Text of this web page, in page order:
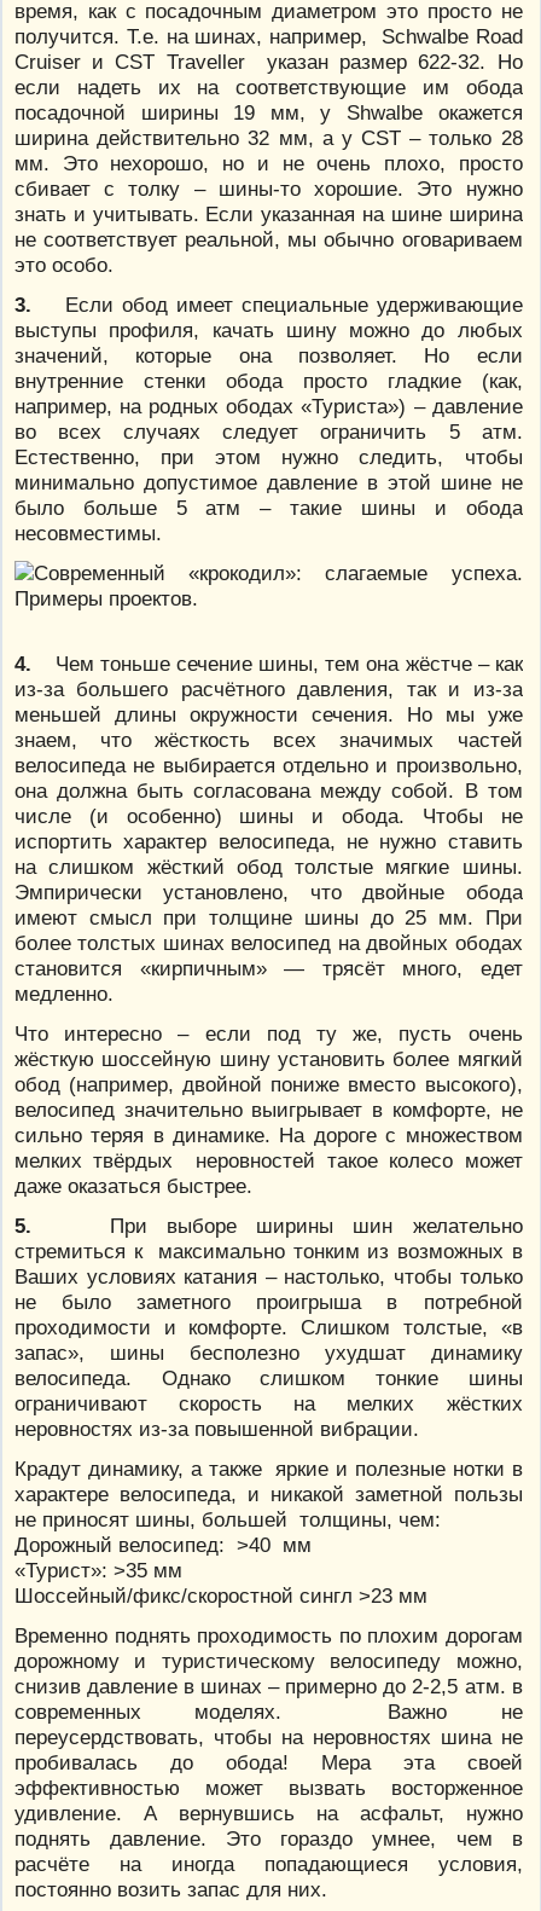
время, как с посадочным диаметром это просто не
получится. Т.е. на шинах, например, Schwalbe Road
Cruiser и CST Traveller указан размер 622-32. Но
если надеть их на соответствующие им обода
посадочной ширины 19 мм, у Shwalbe окажется
ширина действительно 32 мм, а у CST – только 28
мм. Это нехорошо, но и не очень плохо, просто
сбивает с толку – шины-то хорошие. Это нужно
знать и учитывать. Если указанная на шине ширина
не соответствует реальной, мы обычно оговариваем
это особо.
3. Если обод имеет специальные удерживающие
выступы профиля, качать шину можно до любых
значений, которые она позволяет. Но если
внутренние стенки обода просто гладкие (как,
например, на родных ободах «Туриста») – давление
во всех случаях следует ограничить 5 атм.
Естественно, при этом нужно следить, чтобы
минимально допустимое давление в этой шине не
было больше 5 атм – такие шины и обода
несовместимы.
4. Чем тоньше сечение шины, тем она жёстче – как
из-за большего расчётного давления, так и из-за
меньшей длины окружности сечения. Но мы уже
знаем, что жёсткость всех значимых частей
велосипеда не выбирается отдельно и произвольно,
она должна быть согласована между собой. В том
числе (и особенно) шины и обода. Чтобы не
испортить характер велосипеда, не нужно ставить
на слишком жёсткий обод толстые мягкие шины.
Эмпирически установлено, что двойные обода
имеют смысл при толщине шины до 25 мм. При
более толстых шинах велосипед на двойных ободах
становится «кирпичным» — трясёт много, едет
медленно.
Что интересно – если под ту же, пусть очень
жёсткую шоссейную шину установить более мягкий
обод (например, двойной пониже вместо высокого),
велосипед значительно выигрывает в комфорте, не
сильно теряя в динамике. На дороге с множеством
мелких твёрдых неровностей такое колесо может
даже оказаться быстрее.
5. При выборе ширины шин желательно
стремиться к максимально тонким из возможных в
Ваших условиях катания – настолько, чтобы только
не было заметного проигрыша в потребной
проходимости и комфорте. Слишком толстые, «в
запас», шины бесполезно ухудшат динамику
велосипеда. Однако слишком тонкие шины
ограничивают скорость на мелких жёстких
неровностях из-за повышенной вибрации.
Крадут динамику, а также яркие и полезные нотки в
характере велосипеда, и никакой заметной пользы
не приносят шины, большей толщины, чем:
Дорожный велосипед: >40 мм
«Турист»: >35 мм
Шоссейный/фикс/скоростной сингл >23 мм
Временно поднять проходимость по плохим дорогам
дорожному и туристическому велосипеду можно,
снизив давление в шинах – примерно до 2-2,5 атм. в
современных моделях. Важно не
переусердствовать, чтобы на неровностях шина не
пробивалась до обода! Мера эта своей
эффективностью может вызвать восторженное
удивление. А вернувшись на асфальт, нужно
поднять давление. Это гораздо умнее, чем в
расчёте на иногда попадающиеся условия,
постоянно возить запас для них.